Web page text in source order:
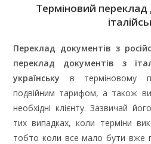
Терміновий переклад
Переклад документів з
переклад документів з
українську в терміновому
подвійним тарифом, а також
необхідні клієнту. Зазвичай
тих випадках, коли терміни
тобто коли все мало бути вже